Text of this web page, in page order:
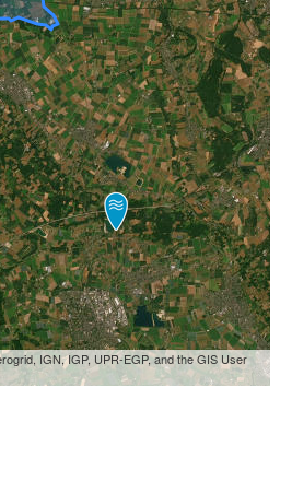
IGN, IGP, UPR-EGP, and the GIS User